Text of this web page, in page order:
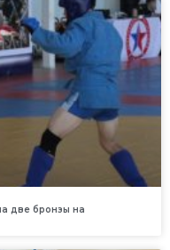
две бронзы на